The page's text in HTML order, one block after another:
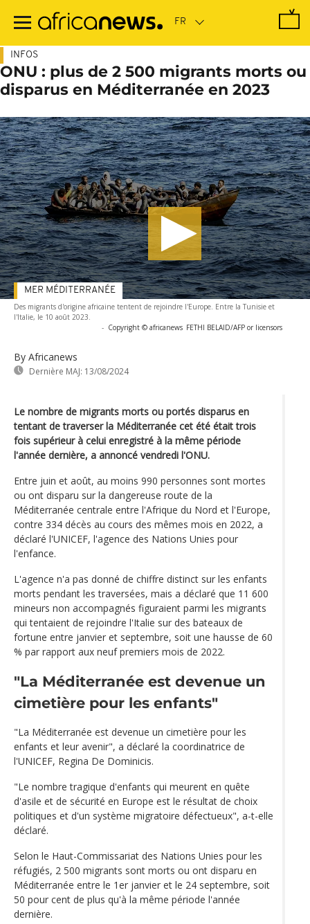
contenu
INFOS
ONU : plus de 2 500 migrants morts ou
disparus en Méditerranée en 2023
Des migrants d'origine africaine tentent de rejoindre l'Europe. Entre la Tunisie et
l'Italie, le 10 août 2023.
- Copyright © africanews FETHI BELAID/AFP or licensors
By Africanews
Dernière MAJ: 13/08/2024
MER MÉDITERRANÉE
Le nombre de migrants morts ou portés disparus en
tentant de traverser la Méditerranée cet été était trois
fois supérieur à celui enregistré à la même période
l'année dernière, a annoncé vendredi l'ONU.
Entre juin et août, au moins 990 personnes sont mortes
ou ont disparu sur la dangereuse route de la
Méditerranée centrale entre l'Afrique du Nord et l'Europe,
contre 334 décès au cours des mêmes mois en 2022, a
déclaré l'UNICEF, l'agence des Nations Unies pour
l'enfance.
L'agence n'a pas donné de chiffre distinct sur les enfants
morts pendant les traversées, mais a déclaré que 11 600
mineurs non accompagnés figuraient parmi les migrants
qui tentaient de rejoindre l'Italie sur des bateaux de
fortune entre janvier et septembre, soit une hausse de 60
% par rapport aux neuf premiers mois de 2022.
"La Méditerranée est devenue un
cimetière pour les enfants"
"La Méditerranée est devenue un cimetière pour les
enfants et leur avenir", a déclaré la coordinatrice de
l'UNICEF, Regina De Dominicis.
"Le nombre tragique d'enfants qui meurent en quête
d'asile et de sécurité en Europe est le résultat de choix
politiques et d'un système migratoire défectueux", a-t-elle
déclaré.
Selon le Haut-Commissariat des Nations Unies pour les
réfugiés, 2 500 migrants sont morts ou ont disparu en
Méditerranée entre le 1er janvier et le 24 septembre, soit
50 pour cent de plus qu'à la même période l'année
dernière.